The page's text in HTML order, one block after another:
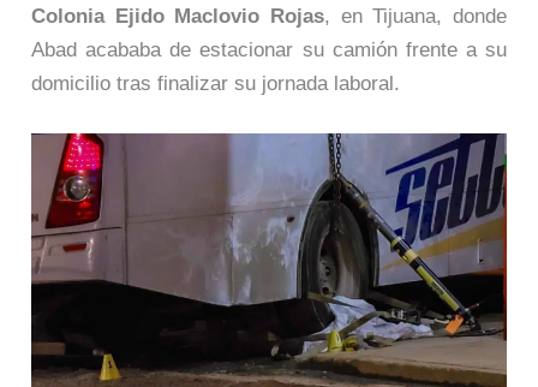
Colonia Ejido Maclovio Rojas, en Tijuana, donde
Abad acababa de estacionar su camión frente a su
domicilio tras finalizar su jornada laboral.